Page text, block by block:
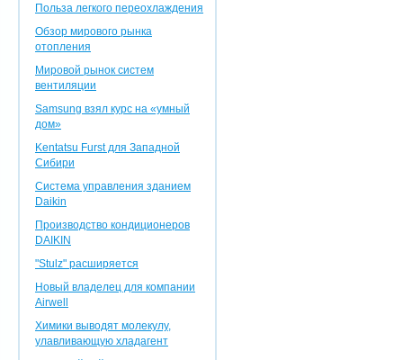
Польза легкого переохлаждения
Обзор мирового рынка
отопления
Мировой рынок систем
вентиляции
Samsung взял курс на «умный
дом»
Kentatsu Furst для Западной
Сибири
Система управления зданием
Daikin
Производство кондиционеров
DAIKIN
"Stulz" расширяется
Новый владелец для компании
Airwell
Химики выводят молекулу,
улавливающую хладагент